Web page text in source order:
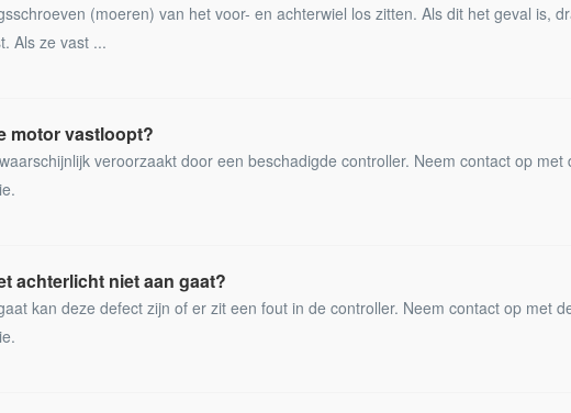
(moeren) van het voor- en achterwiel los zitten. Als dit het geval is,
Als ze vast ...
motor vastloopt?
veroorzaakt door een beschadigde controller. Neem contact op met
achterlicht niet aan gaat?
kan deze defect zijn of er zit een fout in de controller. Neem contact op met